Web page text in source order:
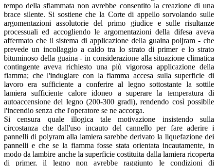
tempo della sfiammata non avrebbe consentito la creazione di una
brace silente. Si sostiene che la Corte di appello sorvolando sulle
argomentazioni assolutorie del primo giudice e sulle risultanze
processuali ed accogliendo le argomentazioni della difesa aveva
affermato che il sistema di applicazione della guaina poljram - che
prevede un incollaggio a caldo tra lo strato di primer e lo strato
bituminoso della guaina - in considerazione alla situazione climatica
contingente aveva richiesto una più vigorosa applicazione della
fiamma; che l'indugiare con la fiamma accesa sulla superficie di
lavoro era sufficiente a conferire al legno sottostante la sottile
lamiera sufficiente calore idoneo a superare la temperatura di
autoaccensione del legno (200-300 gradi), rendendo così possibile
l'incendio senza che l'operatore se ne accorga.
Si censura quale illogica tale motivazione insistendo sulla
circostanza che dall'uso incauto del cannello per fare aderire i
pannelli di polyram alla lamiera sarebbe derivato la liquefazione dei
pannelli e che se la fiamma fosse stata orientata incautamente, in
modo da lambire anche la superficie costituita dalla lamiera ricoperta
di primer, il legno non avrebbe raggiunto le condizioni di